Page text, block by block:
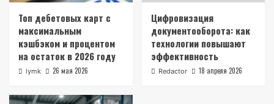
Топ дебетовых карт с
максимальным
кэшбэком и процентом
на остаток в 2026 году
lymk 26 мая 2026
Цифровизация
документооборота: как
технологии повышают
эффективность
Redactor 18 апреля 2026